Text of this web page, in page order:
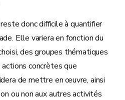
donc difficile à quantifier
Elle variera en fonction du
des groupes thématiques
concrètes que
de mettre en œuvre, ainsi
ou non aux autres activités